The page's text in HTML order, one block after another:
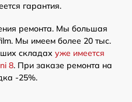
гарантия.
ремонта. Мы большая
Мы имеем более 20 тыс.
складах уже имеется
8. При заказе ремонта на
-25%.